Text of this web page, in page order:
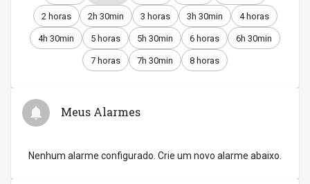
2 horas 2h 30min 3 horas 3h 30min 4 horas
4h 30min 5 horas 5h 30min 6 horas 6h 30min
7 horas 7h 30min 8 horas
Meus Alarmes
Nenhum alarme configurado. Crie um novo alarme abaixo.